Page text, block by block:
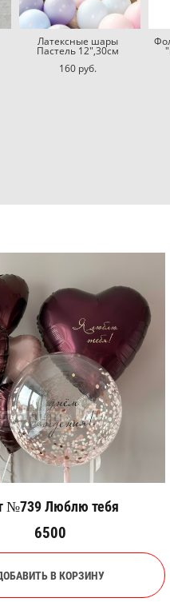
Латексные шары
Пастель 12",30см
160 pуб.
№739 Люблю тебя
6500
В КОРЗИНУ